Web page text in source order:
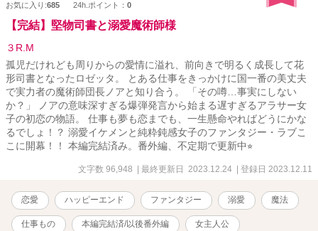
お気に入り:685 24h.ポイント： 0
【完結】堅物司書と溺愛魔術師様
３R.M
孤児だけれども周りからの愛情に溢れ、前向きで明るく成長して花
形司書となったロゼッタ。 とある仕事をきっかけに国一番の美丈夫
で実力者の魔術師団長ノアと知り合う。 「その噂…事実にしない
か？」 ノアの意味深すぎる爆弾発言から始まる遅すぎるアラサー女
子の初恋の物語。 仕事も夢も恋までも、一生懸命やればどうにかな
るでしょ！？ 溺愛イケメンと純粋鈍感女子のファンタジー・ラブこ
こに開幕！！ 本編完結済み。番外編、不定期で更新中⭐︎
文字数 96,948 | 最終更新日 2023.12.24 | 登録日 2023.12.11
恋愛 ハッピーエンド ファンタジー 溺愛 魔法
仕事もの 本編完結済/以後番外編 女主人公